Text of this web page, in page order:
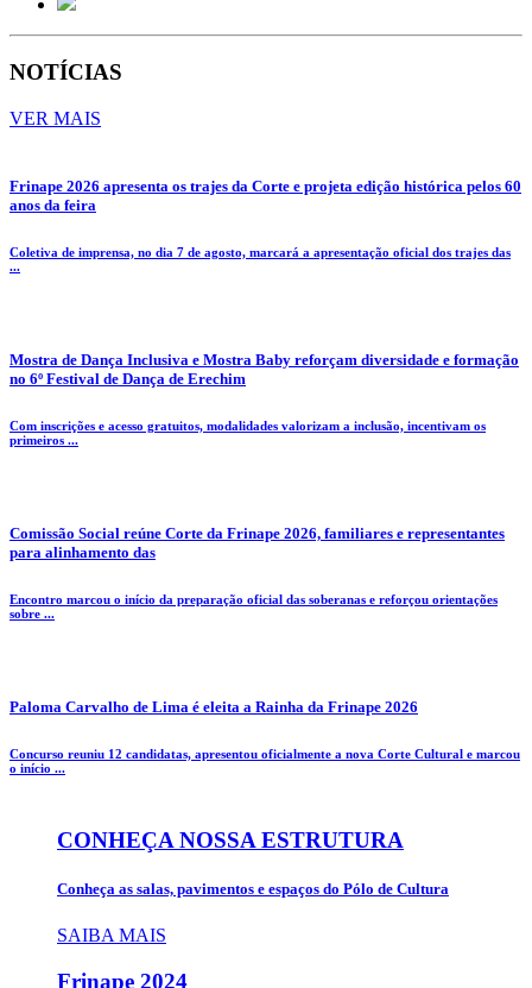
NOTÍCIAS
VER MAIS
Frinape 2026 apresenta os trajes da Corte e projeta edição histórica pelos 60
anos da feira
Coletiva de imprensa, no dia 7 de agosto, marcará a apresentação oficial dos trajes das
...
Mostra de Dança Inclusiva e Mostra Baby reforçam diversidade e formação
no 6º Festival de Dança de Erechim
Com inscrições e acesso gratuitos, modalidades valorizam a inclusão, incentivam os
primeiros ...
Comissão Social reúne Corte da Frinape 2026, familiares e representantes
para alinhamento das
Encontro marcou o início da preparação oficial das soberanas e reforçou orientações
sobre ...
Paloma Carvalho de Lima é eleita a Rainha da Frinape 2026
Concurso reuniu 12 candidatas, apresentou oficialmente a nova Corte Cultural e marcou
o início ...
CONHEÇA NOSSA ESTRUTURA
Conheça as salas, pavimentos e espaços do Pólo de Cultura
SAIBA MAIS
Frinape 2024